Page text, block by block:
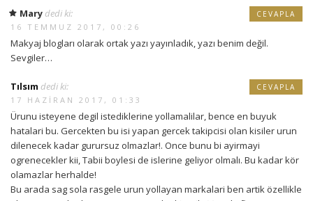
Mary dedi ki:
16 TEMMUZ 2017, 00:26
Makyaj blogları olarak ortak yazı yayınladık, yazı benim değil.
Sevgiler…
CEVAPLA
Tılsım dedi ki:
17 HAZIRAN 2017, 01:33
Ürunu isteyene degil istediklerine yollamalilar, bence en buyuk
hatalari bu. Gercekten bu isi yapan gercek takipcisi olan kisiler urun
dilenecek kadar gurursuz olmazlar!. Once bunu bi ayirmayi
ogrenecekler kii, Tabii boylesi de islerine geliyor olmalı. Bu kadar kör
olamazlar herhalde!
Bu arada sag sola rasgele urun yollayan markalari ben artik özellikle
CEVAPLA